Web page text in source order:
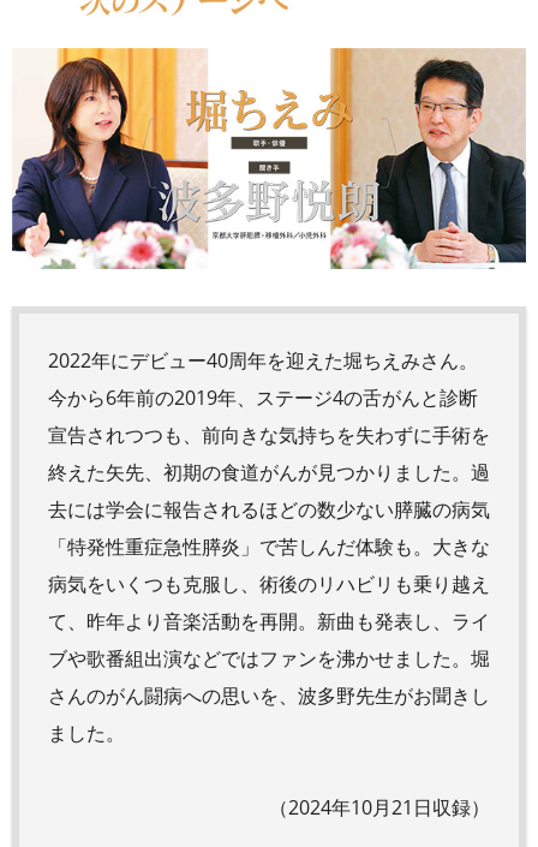
2022年にデビュー40周年を迎えた堀ちえみさん。
今から6年前の2019年、ステージ4の舌がんと診断
宣告されつつも、前向きな気持ちを失わずに手術を
終えた矢先、初期の食道がんが見つかりました。過
去には学会に報告されるほどの数少ない膵臓の病気
「特発性重症急性膵炎」で苦しんだ体験も。大きな
病気をいくつも克服し、術後のリハビリも乗り越え
て、昨年より音楽活動を再開。新曲も発表し、ライ
ブや歌番組出演などではファンを沸かせました。堀
さんのがん闘病への思いを、波多野先生がお聞きし
ました。
（2024年10月21日収録）